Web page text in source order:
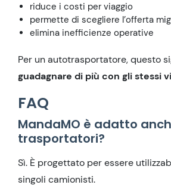
riduce i costi per viaggio
permette di scegliere l’offerta
elimina inefficienze operative
Per un autotrasportatore, questo
guadagnare di più con gli stessi
FAQ
MandaMO è adatto
trasportatori?
Sì. È progettato per essere
singoli camionisti.